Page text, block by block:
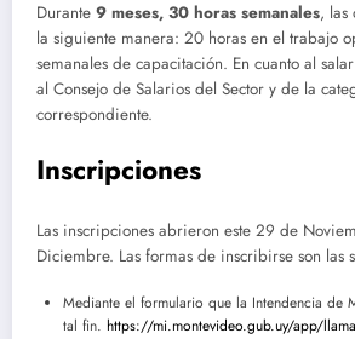
Durante 9 meses, 30 horas semanales, las
la siguiente manera: 20 horas en el trabajo
semanales de capacitación. En cuanto al
al Consejo de Salarios del Sector y de la
correspondiente.
Inscripciones
Las inscripciones abrieron este 29 de
Diciembre. Las formas de inscribirse son las
Mediante el formulario que la Intendencia de
tal fin. https://mi.montevideo.gub.uy/app/